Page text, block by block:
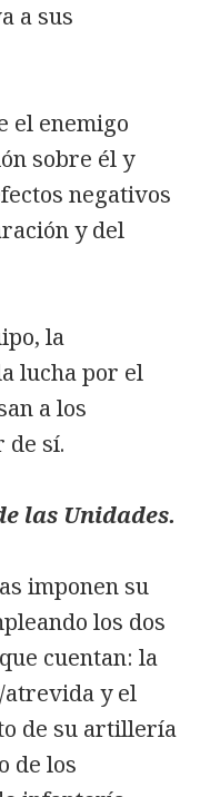
a sus
el enemigo
sobre él y
negativos
y del
la
lucha por el
a los
de sí.
las Unidades.
imponen su
los dos
cuentan: la
y el
de su artillería
de los